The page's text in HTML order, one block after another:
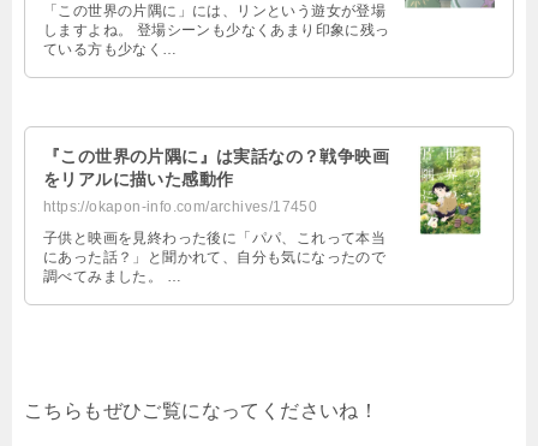
「この世界の片隅に」には、リンという遊女が登場
しますよね。 登場シーンも少なくあまり印象に残っ
ている方も少なく…
‌『この世界の片隅に』は実話なの？戦争映画
をリアルに描いた感動作
https://okapon-info.com/archives/17450
子供と映画を見終わった後に「パパ、これって本当
にあった話？」と聞かれて、自分も気になったので
調べてみました。 …
こちらもぜひご覧になってくださいね！